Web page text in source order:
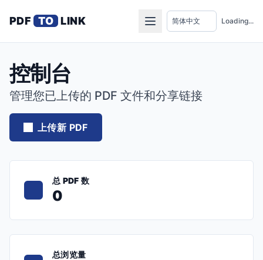
PDF TO LINK Loading...
控制台
管理您已上传的 PDF 文件和分享链接
上传新 PDF
总 PDF 数
0
总浏览量